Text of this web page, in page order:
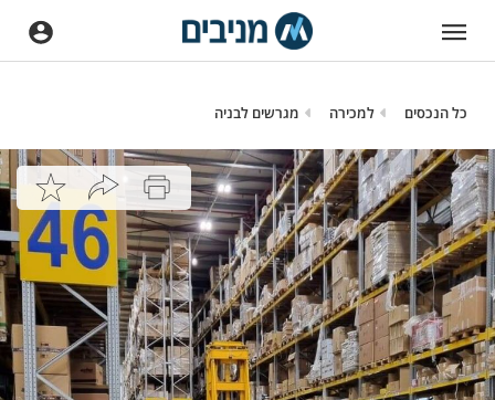
כל הנכסים למכירה מגרשים לבניה